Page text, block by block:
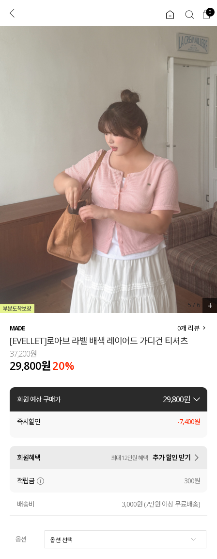
로그인 0
TW
입
COMMUNITY
세트할인 ~30%
티셔츠
팬츠
셔츠
원피스
액티브
아우터
코디템
ALL
익스클루시브
아우터
티셔츠
니트
블라우스
원피스
팬츠
스커트
언더웨어
0
5 / 6 +
MADE
[EVELLET]로아브 라벨 배색 레이어드 가디건 티셔츠
0개 리뷰
37,200원
29,800원20%
회원 예상 구매가 29,800원
즉시할인 -7,400원
회원혜택 최대 12만원 혜택 추가 할인 받기
적립금 300원
배송비 3,000원 (7만원 이상 무료배송)
옵션